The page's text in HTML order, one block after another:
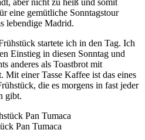
eine gemütliche Sonntagstour
lebendige Madrid.
startete ich in den Tag. Ich
Einstieg in diesen Sonntag und
anderes als Toastbrot mit
Mit einer Tasse Kaffee ist das eines
die es morgens in fast jeder
gibt.
Pan Tumaca